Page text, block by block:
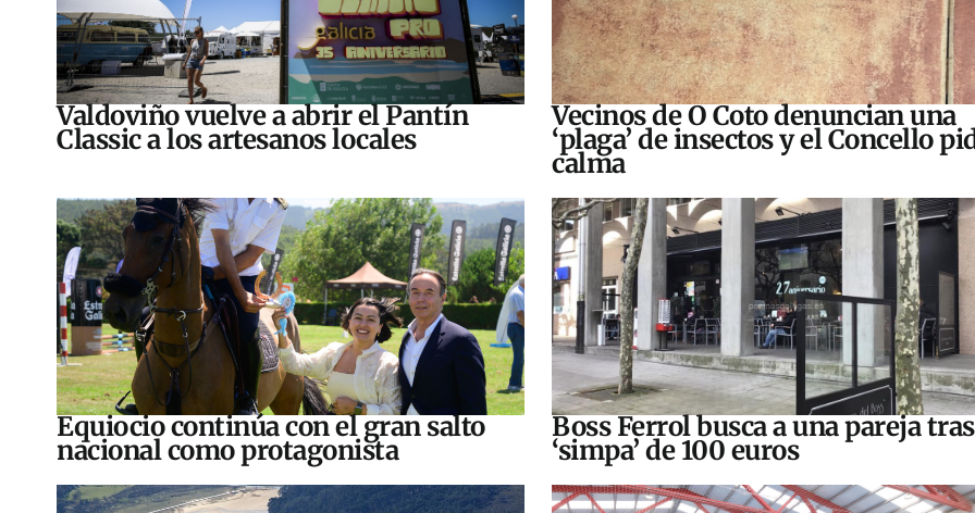
Valdoviño vuelve a abrir el Pantín
Classic a los artesanos locales
Vecinos de O Coto denuncian una
‘plaga’ de insectos y el Concello
calma
Equiocio continúa con el gran salto
nacional como protagonista
Boss Ferrol busca a una pareja
‘simpa’ de 100 euros